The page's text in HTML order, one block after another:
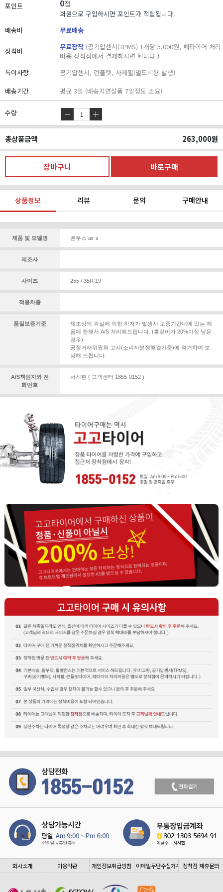
포인트 0점
회원으로 구입하시면 포인트가 적립됩니다.
배송비
무료배송
장착비 무료장착 (공기압센서(TPMS) 1개당 5,000원, 폐타이어 처리
비용 장착점에서 결제하시면 됩니다.)
특이사항
공기압센서, 런플렛, 사제휠(별도비용 발생)
배송기간
평균 3일 (배송지연상품 7일정도 소요)
수량
총상품금액 263,000원
상품정보 리뷰 문의 구매안내
제품 및 모델명 벤투스 air s
제조사
사이즈 255 / 35R 19
적용차종
품질보증기준
제조상의 과실에 의한 하자가 발생시 보증기간내에 있는 제
품에 한해서 A/S 처리해드립니다. (홈깊이가 20%이상 남은
경우)
공정거래위원회 고시(소비자분쟁해결기준)에 의거하여 보
상해 드립니다.
A/S책임자와 전
화번호
서시현 ( 고객센터 1855-0152 )
회사소개 이용약관 개인정보취급방침 이메일무단수집거부 장착점 제휴문의